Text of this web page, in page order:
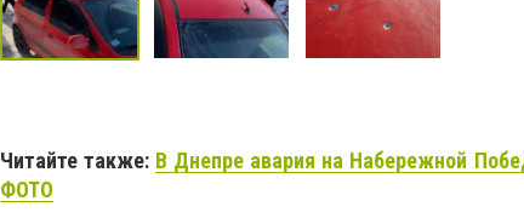
Читайте также: В Днепре авария на Набережной
ФОТО